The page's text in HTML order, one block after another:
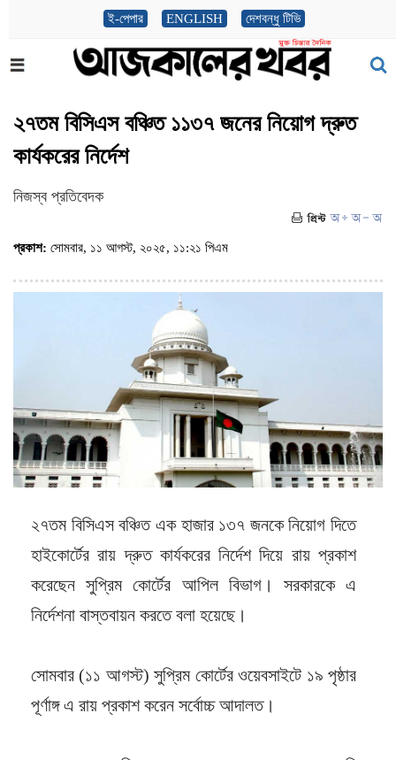
ই-পেপার ENGLISH দেশবন্ধু টিভি
২৭তম বিসিএস বঞ্চিত ১১৩৭ জনের নিয়োগ দ্রুত
কার্যকরের নির্দেশ
নিজস্ব প্রতিবেদক
প্রকাশ: সোমবার, ১১ আগস্ট, ২০২৫, ১১:২১ পিএম
২৭তম বিসিএস বঞ্চিত এক হাজার ১৩৭ জনকে নিয়োগ দিতে
হাইকোর্টের রায় দ্রুত কার্যকরের নির্দেশ দিয়ে রায় প্রকাশ
করেছেন সুপ্রিম কোর্টের আপিল বিভাগ। সরকারকে এ
নির্দেশনা বাস্তবায়ন করতে বলা হয়েছে।
সোমবার (১১ আগস্ট) সুপ্রিম কোর্টের ওয়েবসাইটে ১৯ পৃষ্ঠার
পূর্ণাঙ্গ এ রায় প্রকাশ করেন সর্বোচ্চ আদালত।